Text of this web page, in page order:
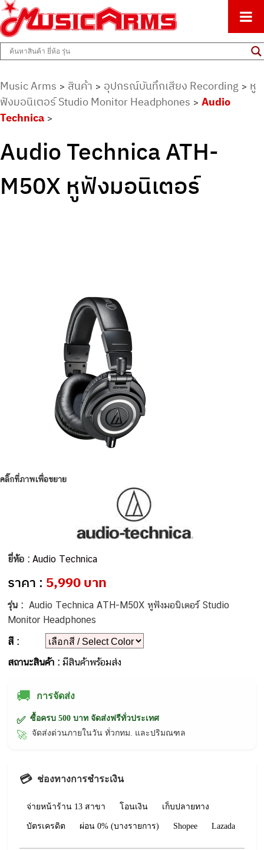
Music Arms
ศูนย์รวมครื่องดนตรีทุกชนิด ตั้งแต่เริ่มต้นถึงมืออาชีพ
Music Arms > สินค้า > อุปกรณ์บันทึกเสียง Recording > หู
ฟังมอนิเตอร์ Studio Monitor Headphones > Audio
Technica >
Audio Technica ATH-
M50X หูฟังมอนิเตอร์
คลิ๊กที่ภาพเพื่อขยาย
ยี่ห้อ :Audio Technica
ราคา : 5,990 บาท
รุ่น :Audio Technica ATH-M50X หูฟังมอนิเตอร์ Studio
Monitor Headphones
สี :
สถานะสินค้า :มีสินค้าพร้อมส่ง
🚚 การจัดส่ง
✅ ซื้อครบ 500 บาท จัดส่งฟรีทั่วประเทศ
🚀 จัดส่งด่วนภายในวัน ทั่วกทม. และปริมณฑล
💳 ช่องทางการชำระเงิน
จ่ายหน้าร้าน 13 สาขา โอนเงิน เก็บปลายทาง
บัตรเครดิต ผ่อน 0% (บางรายการ) Shopee Lazada